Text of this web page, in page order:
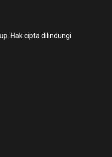
Hak cipta dilindungi.